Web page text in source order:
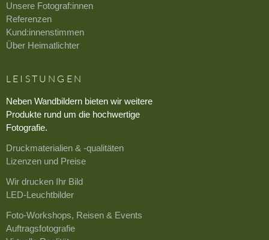
Unsere Fotograf:innen
Referenzen
Kund:innenstimmen
Über Heimatlichter
LEISTUNGEN
Neben Wandbildern bieten wir weitere
Produkte rund um die hochwertige
Fotografie.
Druckmaterialien & -qualitäten
Lizenzen und Preise
Wir drucken Ihr Bild
LED-Leuchtbilder
Foto-Workshops, Reisen & Events
Auftragsfotografie